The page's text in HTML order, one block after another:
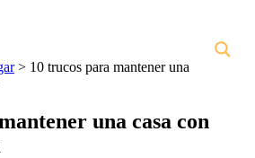
> 10 trucos para mantener una
una casa con